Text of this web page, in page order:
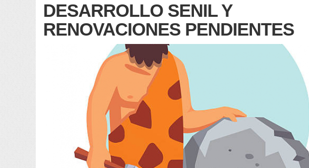
DESARROLLO SENIL Y
RENOVACIONES PENDIENTES